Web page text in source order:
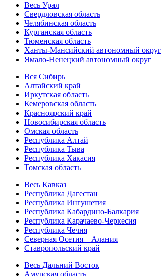
Весь Урал
Свердловская область
Челябинская область
Курганская область
Тюменская область
Ханты-Мансийский автономный округ
Ямало-Ненецкий автономный округ
Вся Сибирь
Алтайский край
Иркутская область
Кемеровская область
Красноярский край
Новосибирская область
Омская область
Республика Алтай
Республика Тыва
Республика Хакасия
Томская область
Весь Кавказ
Республика Дагестан
Республика Ингушетия
Республика Кабардино-Балкария
Республика Карачаево-Черкесия
Республика Чечня
Северная Осетия – Алания
Ставропольский край
Весь Дальний Восток
Амурская область